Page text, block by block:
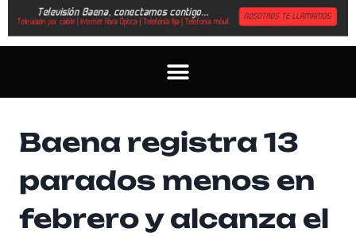
Baena registra 13
parados menos en
febrero y alcanza el